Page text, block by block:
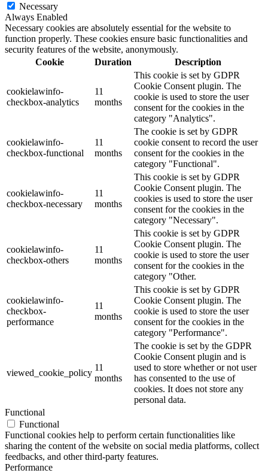
Necessary
Always Enabled
Necessary cookies are absolutely essential for the website to
function properly. These cookies ensure basic functionalities and
security features of the website, anonymously.
Cookie
Duration Description
cookielawinfo-
checkbox-analytics
11
months
This cookie is set by GDPR
Cookie Consent plugin. The
cookie is used to store the user
consent for the cookies in the
category "Analytics".
cookielawinfo-
checkbox-functional
11
months
The cookie is set by GDPR
cookie consent to record the user
consent for the cookies in the
category "Functional".
cookielawinfo-
checkbox-necessary
11
months
This cookie is set by GDPR
Cookie Consent plugin. The
cookies is used to store the user
consent for the cookies in the
category "Necessary".
cookielawinfo-
checkbox-others
11
months
This cookie is set by GDPR
Cookie Consent plugin. The
cookie is used to store the user
consent for the cookies in the
category "Other.
cookielawinfo-
checkbox-
performance
11
months
This cookie is set by GDPR
Cookie Consent plugin. The
cookie is used to store the user
consent for the cookies in the
category "Performance".
viewed_cookie_policy
11
months
The cookie is set by the GDPR
Cookie Consent plugin and is
used to store whether or not user
has consented to the use of
cookies. It does not store any
personal data.
Functional
Functional
Functional cookies help to perform certain functionalities like
sharing the content of the website on social media platforms, collect
feedbacks, and other third-party features.
Performance